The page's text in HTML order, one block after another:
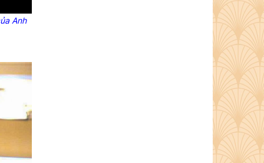
Anh